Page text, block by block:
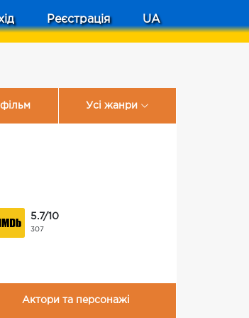
Реєстрація UA
Усі жанри
5.7/10
307
Актори та персонажі